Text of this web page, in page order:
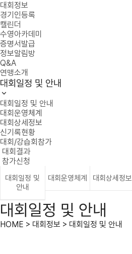
대회정보
경기인등록
캘린더
수영아카데미
증명서발급
정보알림방
Q&A
연맹소개
대회일정 및 안내
대회일정 및 안내
대회운영체계
대회상세정보
신기록현황
대회/강습회참가
대회결과
참가신청
대회일정 및
안내
대회운영체계 대회상세정보
대회일정 및 안내
HOME > 대회정보 > 대회일정 및 안내